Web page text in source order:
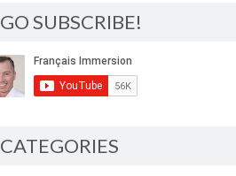
GO SUBSCRIBE!
CATEGORIES